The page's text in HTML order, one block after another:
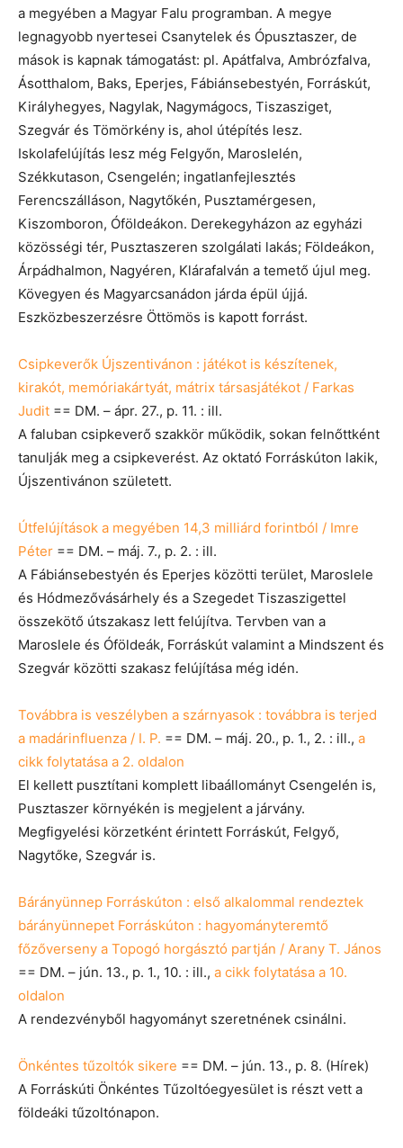
a megyében a Magyar Falu programban. A megye
legnagyobb nyertesei Csanytelek és Ópusztaszer, de
mások is kapnak támogatást: pl. Apátfalva, Ambrózfalva,
Ásotthalom, Baks, Eperjes, Fábiánsebestyén, Forráskút,
Királyhegyes, Nagylak, Nagymágocs, Tiszasziget,
Szegvár és Tömörkény is, ahol útépítés lesz.
Iskolafelújítás lesz még Felgyőn, Maroslelén,
Székkutason, Csengelén; ingatlanfejlesztés
Ferencszálláson, Nagytőkén, Pusztamérgesen,
Kiszomboron, Óföldeákon. Derekegyházon az egyházi
közösségi tér, Pusztaszeren szolgálati lakás; Földeákon,
Árpádhalmon, Nagyéren, Klárafalván a temető újul meg.
Kövegyen és Magyarcsanádon járda épül újjá.
Eszközbeszerzésre Öttömös is kapott forrást.
Csipkeverők Újszentivánon : játékot is készítenek,
kirakót, memóriakártyát, mátrix társasjátékot / Farkas
Judit == DM. – ápr. 27., p. 11. : ill.
A faluban csipkeverő szakkör működik, sokan felnőttként
tanulják meg a csipkeverést. Az oktató Forráskúton lakik,
Újszentivánon született.
Útfelújítások a megyében 14,3 milliárd forintból / Imre
Péter == DM. – máj. 7., p. 2. : ill.
A Fábiánsebestyén és Eperjes közötti terület, Maroslele
és Hódmezővásárhely és a Szegedet Tiszaszigettel
összekötő útszakasz lett felújítva. Tervben van a
Maroslele és Óföldeák, Forráskút valamint a Mindszent és
Szegvár közötti szakasz felújítása még idén.
Továbbra is veszélyben a szárnyasok : továbbra is terjed
a madárinfluenza / I. P. == DM. – máj. 20., p. 1., 2. : ill., a
cikk folytatása a 2. oldalon
El kellett pusztítani komplett libaállományt Csengelén is,
Pusztaszer környékén is megjelent a járvány.
Megfigyelési körzetként érintett Forráskút, Felgyő,
Nagytőke, Szegvár is.
Bárányünnep Forráskúton : első alkalommal rendeztek
bárányünnepet Forráskúton : hagyományteremtő
főzőverseny a Topogó horgásztó partján / Arany T. János
== DM. – jún. 13., p. 1., 10. : ill., a cikk folytatása a 10.
oldalon
A rendezvényből hagyományt szeretnének csinálni.
Önkéntes tűzoltók sikere == DM. – jún. 13., p. 8. (Hírek)
A Forráskúti Önkéntes Tűzoltóegyesület is részt vett a
földeáki tűzoltónapon.